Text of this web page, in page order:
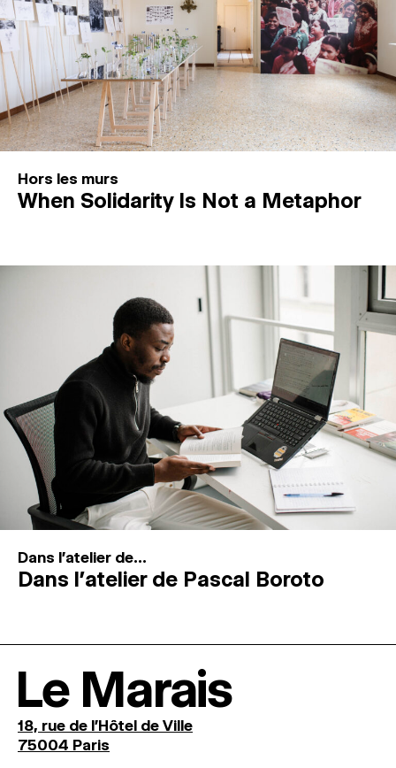
Hors les murs
When Solidarity Is Not a Metaphor
Dans l'atelier de...
Dans l’atelier de Pascal Boroto
Le Marais
18, rue de l'Hôtel de Ville
75004 Paris